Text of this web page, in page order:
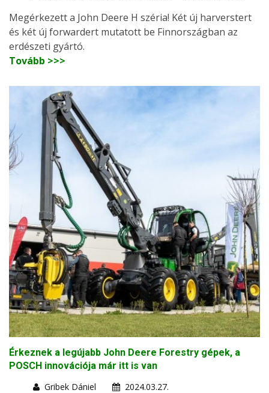
Megérkezett a John Deere H széria! Két új harverstert
és két új forwardert mutatott be Finnországban az
erdészeti gyártó.
Tovább >>>
Érkeznek a legújabb John Deere Forestry gépek, a
POSCH innovációja már itt is van
Gribek Dániel
2024.03.27.